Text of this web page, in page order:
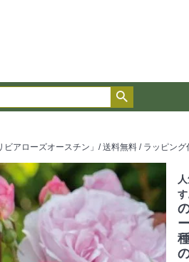
する品種のみ検索結果に表示されま
ドなどは1つずつ選択してください。
アローズオースチン」/ 送料無料 / ラッピン
す